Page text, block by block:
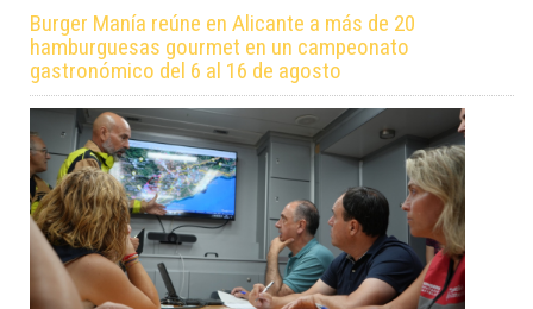
Burger Manía reúne en Alicante a más de 20
hamburguesas gourmet en un campeonato
gastronómico del 6 al 16 de agosto